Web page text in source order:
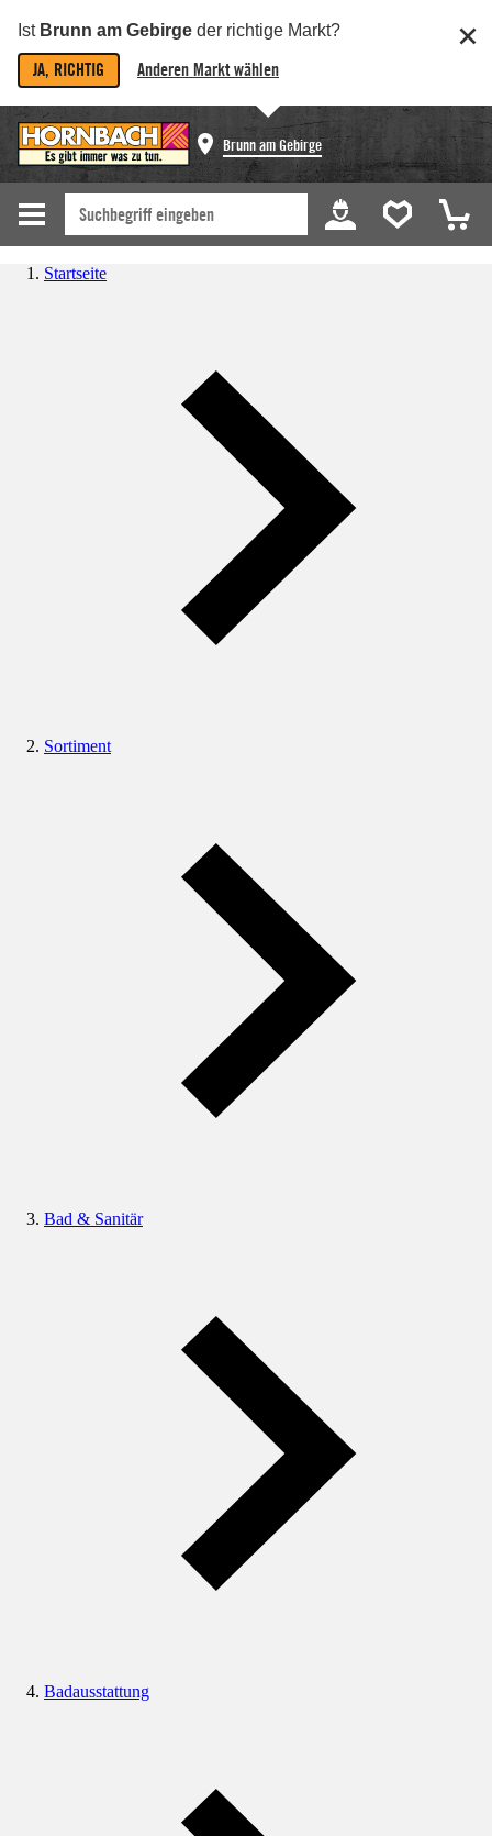
Ist Brunn am Gebirge der richtige Markt?
JA, RICHTIG Anderen Markt wählen
Brunn am Gebirge
Startseite
Sortiment
Bad & Sanitär
Badausstattung